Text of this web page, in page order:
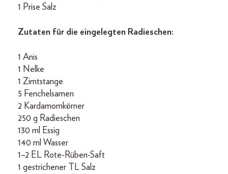
1 Prise Salz
Zutaten für die eingelegten Radieschen:
1 Anis
1 Nelke
1 Zimtstange
5 Fenchelsamen
2 Kardamomkörner
250 g Radieschen
130 ml Essig
140 ml Wasser
1–2 EL Rote-Rüben-Saft
1 gestrichener TL Salz